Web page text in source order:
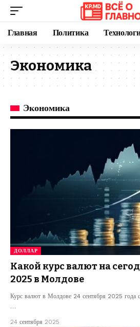
Главная Политика
Экономика
Экономика
ДОЛЛАР
Какой курс валют на
2025 в Молдове
Курс валют в Молдове 24 сентября 2025 года
…
24 сентября 2025